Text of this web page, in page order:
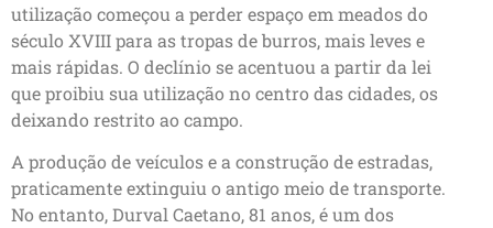
utilização começou a perder espaço em meados do
século XVIII para as tropas de burros, mais leves e
mais rápidas. O declínio se acentuou a partir da lei
que proibiu sua utilização no centro das cidades, os
deixando restrito ao campo.
A produção de veículos e a construção de estradas,
praticamente extinguiu o antigo meio de transporte.
No entanto, Durval Caetano, 81 anos, é um dos